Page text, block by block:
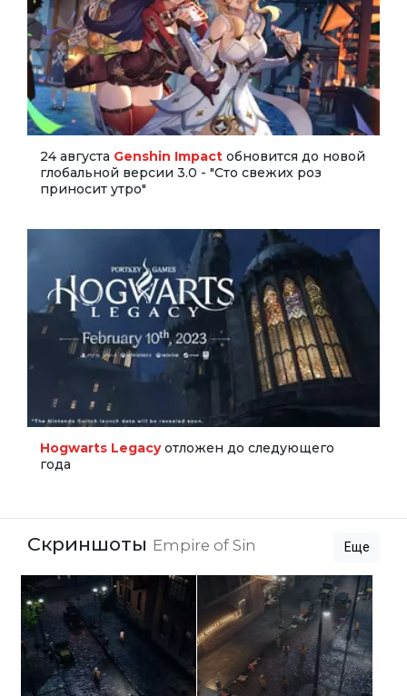
24 августа Genshin Impact обновится до новой
глобальной версии 3.0 - "Сто свежих роз
приносит утро"
Hogwarts Legacyотложен до следующего
года
Скриншоты Empire of Sin Еще